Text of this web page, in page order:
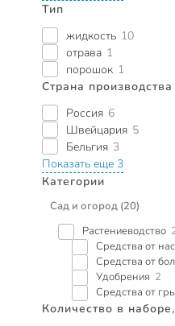
Тип
жидкость 10
отрава 1
порошок 1
Страна производства
Россия 6
Швейцария 5
Бельгия 3
Показать еще 3
Категории
Сад и огород (20)
Растениеводство
Средства от
Средства от
Удобрения 2
Средства от
Количество в